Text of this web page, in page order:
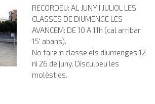
RECORDEU: AL JUNY I JULIOL LES
CLASSES DE DIUMENGE LES
AVANCEM: DE 10 A 11h (cal arribar
15′ abans).
No farem classe els diumenges 12
ni 26 de juny. Disculpeu les
molèsties.